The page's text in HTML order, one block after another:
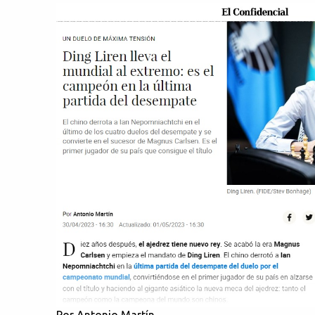
r
i
o
s